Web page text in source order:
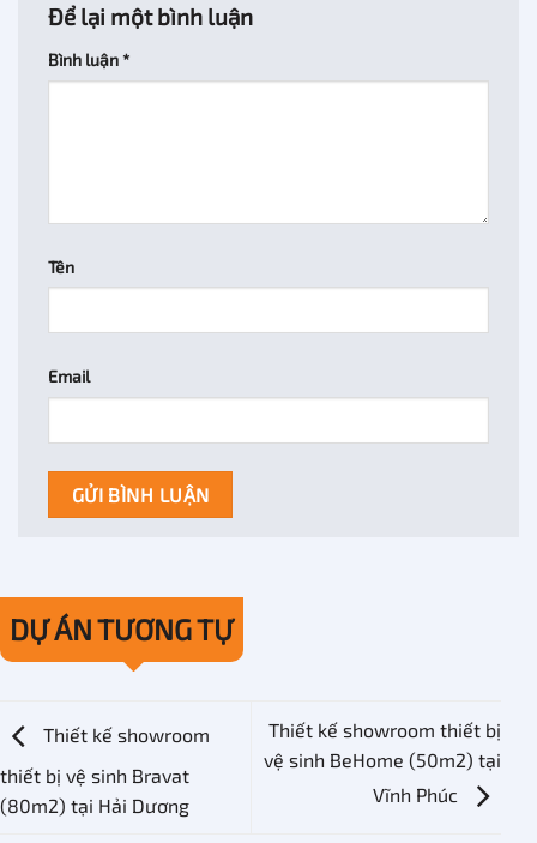
Để lại một bình luận
Bình luận *
Tên
Email
DỰ ÁN TƯƠNG TỰ
Thiết kế showroom
thiết bị vệ sinh Bravat
(80m2) tại Hải Dương
Thiết kế showroom thiết bị
vệ sinh BeHome (50m2) tại
Vĩnh Phúc